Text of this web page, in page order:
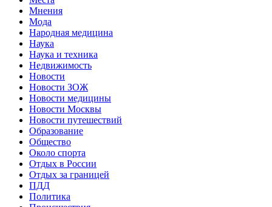
Мнения
Мода
Народная медицина
Наука
Наука и техника
Недвижимость
Новости
Новости ЗОЖ
Новости медицины
Новости Москвы
Новости путешествий
Образование
Общество
Около спорта
Отдых в России
Отдых за границей
ПДД
Политика